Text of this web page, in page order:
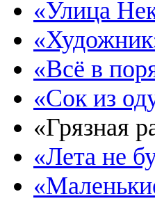
«Улица
«Всё в
«Сок из
«Грязная
«Лета не